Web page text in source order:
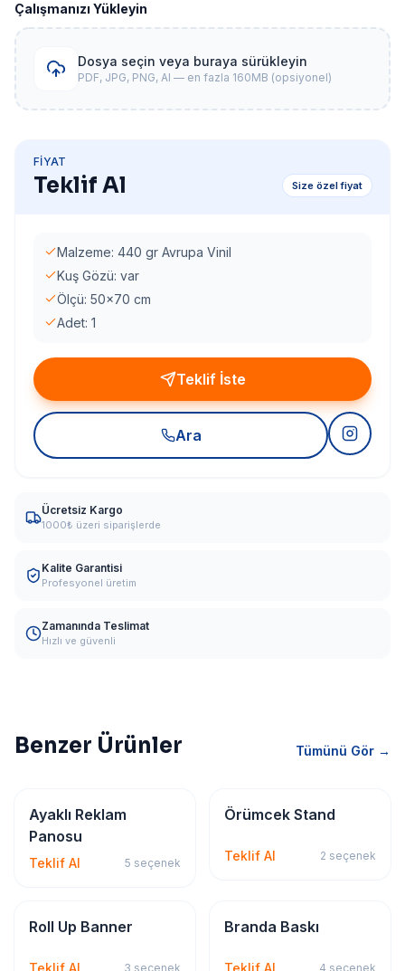
Çalışmanızı Yükleyin
Dosya seçin veya buraya sürükleyin
PDF, JPG, PNG, AI — en fazla 160MB (opsiyonel)
FIYAT
Teklif Al Size özel fiyat
Malzeme: 440 gr Avrupa Vinil
Kuş Gözü: var
Ölçü: 50x70 cm
Adet: 1
Teklif İste
Ara
Ücretsiz Kargo
1000₺ üzeri siparişlerde
Kalite Garantisi
Profesyonel üretim
Zamanında Teslimat
Hızlı ve güvenli
Benzer Ürünler Tümünü Gör →
Tabela & Reklam
Ayaklı Reklam
Panosu
Teklif Al 5 seçenek
Tabela & Reklam
Örümcek Stand
Teklif Al 2 seçenek
Tabela & Reklam
Roll Up Banner
Teklif Al 3 seçenek
Tabela & Reklam
Branda Baskı
Teklif Al 4 seçenek